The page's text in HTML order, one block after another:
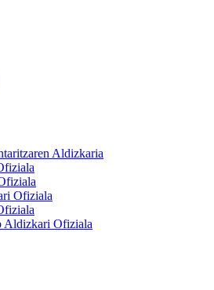
Aldizkaria
Ofiziala
Aldizkari Ofiziala